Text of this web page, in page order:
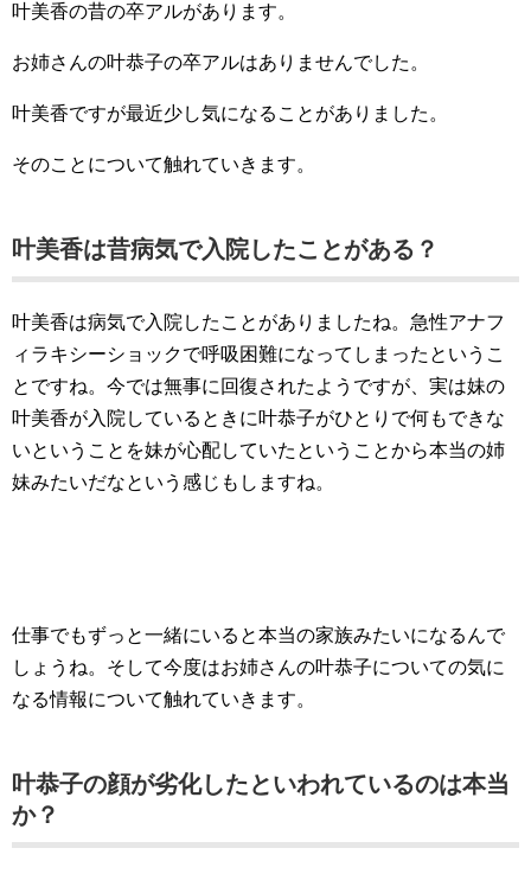
叶美香の昔の卒アルがあります。
お姉さんの叶恭子の卒アルはありませんでした。
叶美香ですが最近少し気になることがありました。
そのことについて触れていきます。
叶美香は昔病気で入院したことがある？
叶美香は病気で入院したことがありましたね。急性アナフ
ィラキシーショックで呼吸困難になってしまったというこ
とですね。今では無事に回復されたようですが、実は妹の
叶美香が入院しているときに叶恭子がひとりで何もできな
いということを妹が心配していたということから本当の姉
妹みたいだなという感じもしますね。
仕事でもずっと一緒にいると本当の家族みたいになるんで
しょうね。そして今度はお姉さんの叶恭子についての気に
なる情報について触れていきます。
叶恭子の顔が劣化したといわれているのは本当
か？